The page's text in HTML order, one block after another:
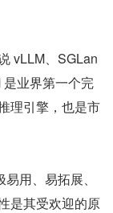
vLLM、SGLan
业界第一个完
理引擎，也是市
用、易拓展、
是其受欢迎的原